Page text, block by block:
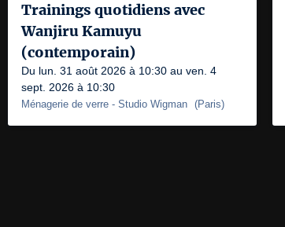
Trainings quotidiens avec
Wanjiru Kamuyu
(contemporain)
Du lun. 31 août 2026 à 10:30 au ven. 4
sept. 2026 à 10:30
Ménagerie de verre - Studio Wigman (Paris)